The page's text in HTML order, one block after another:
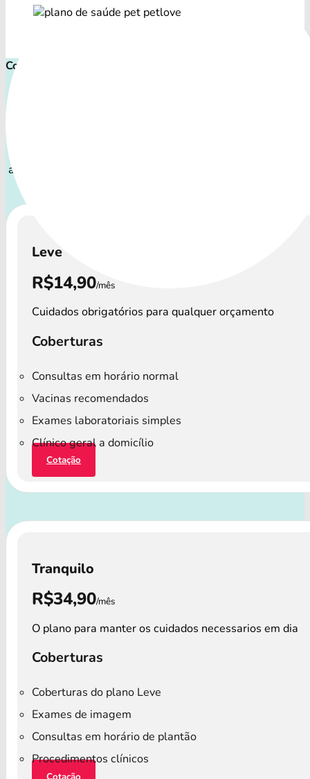
Comece cuidar ainda hoje!
atenção especial.
Leve
R$14,90/mês
Cuidados obrigatórios para qualquer orçamento
Coberturas
Consultas em horário normal
Vacinas recomendados
Exames laboratoriais simples
Clínico geral a domicílio
Cotação
Tranquilo
R$34,90/mês
O plano para manter os cuidados necessarios em dia
Coberturas
Coberturas do plano Leve
Exames de imagem
Consultas em horário de plantão
Procedimentos clínicos
Cotação